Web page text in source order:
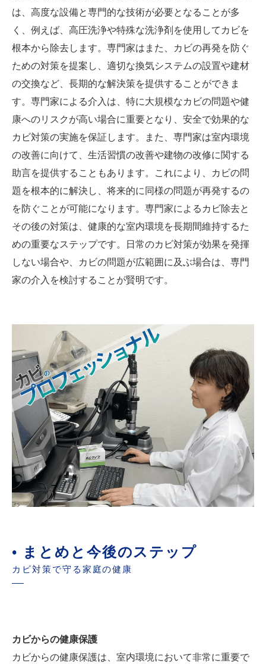
は、高度な設備と専門的な技術が必要となることが多
く、例えば、高圧洗浄や特殊な洗浄剤を使用してカビを
根本から除去します。専門家はまた、カビの再発を防ぐ
ための対策を提案し、適切な換気システムの設置や建材
の交換など、長期的な解決策を提供することができま
す。専門家による介入は、特に大規模なカビの問題や健
康へのリスクが高い場合に重要となり、安全で効果的な
カビ対策の実施を保証します。また、専門家は室内環境
の改善に向けて、生活習慣の改善や建物の改修に関する
助言を提供することもあります。これにより、カビの問
題を根本的に解決し、将来的に同様の問題が再発するの
を防ぐことが可能になります。専門家によるカビ除去と
その後の対策は、健康的な室内環境を長期間維持するた
めの重要なステップです。日常のカビ対策が効果を発揮
しない場合や、カビの問題が広範囲に及ぶ場合は、専門
家の介入を検討することが賢明です。
• まとめと今後のステップ
カビ対策で守る家庭の健康
カビからの健康保護
カビからの健康保護は、室内環境において非常に重要で